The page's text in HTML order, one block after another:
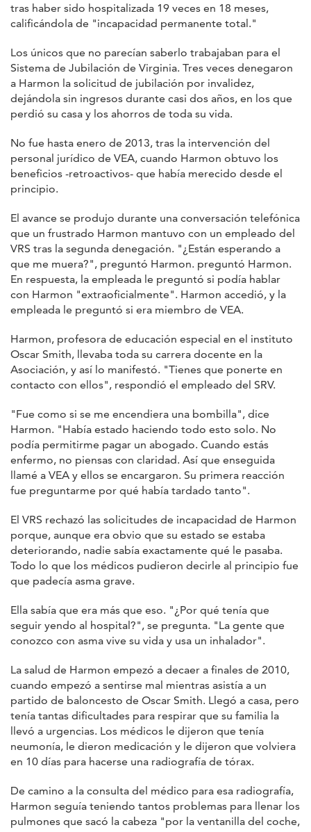
tras haber sido hospitalizada 19 veces en 18 meses,
calificándola de "incapacidad permanente total."
Los únicos que no parecían saberlo trabajaban para el
Sistema de Jubilación de Virginia. Tres veces denegaron
a Harmon la solicitud de jubilación por invalidez,
dejándola sin ingresos durante casi dos años, en los que
perdió su casa y los ahorros de toda su vida.
No fue hasta enero de 2013, tras la intervención del
personal jurídico de VEA, cuando Harmon obtuvo los
beneficios -retroactivos- que había merecido desde el
principio.
El avance se produjo durante una conversación telefónica
que un frustrado Harmon mantuvo con un empleado del
VRS tras la segunda denegación. "¿Están esperando a
que me muera?", preguntó Harmon. preguntó Harmon.
En respuesta, la empleada le preguntó si podía hablar
con Harmon "extraoficialmente". Harmon accedió, y la
empleada le preguntó si era miembro de VEA.
Harmon, profesora de educación especial en el instituto
Oscar Smith, llevaba toda su carrera docente en la
Asociación, y así lo manifestó. "Tienes que ponerte en
contacto con ellos", respondió el empleado del SRV.
"Fue como si se me encendiera una bombilla", dice
Harmon. "Había estado haciendo todo esto solo. No
podía permitirme pagar un abogado. Cuando estás
enfermo, no piensas con claridad. Así que enseguida
llamé a VEA y ellos se encargaron. Su primera reacción
fue preguntarme por qué había tardado tanto".
El VRS rechazó las solicitudes de incapacidad de Harmon
porque, aunque era obvio que su estado se estaba
deteriorando, nadie sabía exactamente qué le pasaba.
Todo lo que los médicos pudieron decirle al principio fue
que padecía asma grave.
Ella sabía que era más que eso. "¿Por qué tenía que
seguir yendo al hospital?", se pregunta. "La gente que
conozco con asma vive su vida y usa un inhalador".
La salud de Harmon empezó a decaer a finales de 2010,
cuando empezó a sentirse mal mientras asistía a un
partido de baloncesto de Oscar Smith. Llegó a casa, pero
tenía tantas dificultades para respirar que su familia la
llevó a urgencias. Los médicos le dijeron que tenía
neumonía, le dieron medicación y le dijeron que volviera
en 10 días para hacerse una radiografía de tórax.
De camino a la consulta del médico para esa radiografía,
Harmon seguía teniendo tantos problemas para llenar los
pulmones que sacó la cabeza "por la ventanilla del coche,